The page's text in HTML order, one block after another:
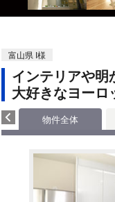
富山県 I様
インテリアや明
大好きなヨーロ
物件全体